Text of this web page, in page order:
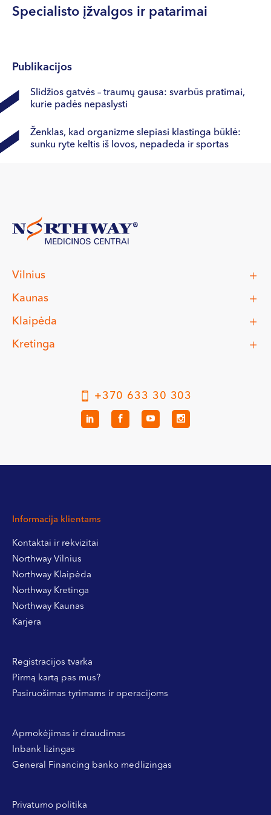
Vilniaus universiteto lektorius
Vilniaus universiteto sveikatos specialistų
Specialisto įžvalgos ir patarimai
Publikacijos
Slidžios gatvės – traumų gausa: svarbūs pratimai,
kurie padės nepaslysti
Ženklas, kad organizme slepiasi klastinga būklė:
sunku ryte keltis iš lovos, nepadeda ir sportas
Vilnius
Kaunas
Klaipėda
Kretinga
+370 633 30 303
Informacija klientams
Kontaktai ir rekvizitai
Northway Vilnius
Northway Klaipėda
Northway Kretinga
Northway Kaunas
Karjera
Registracijos tvarka
Pirmą kartą pas mus?
Pasiruošimas tyrimams ir operacijoms
Apmokėjimas ir draudimas
Inbank lizingas
General Financing banko medlizingas
Privatumo politika